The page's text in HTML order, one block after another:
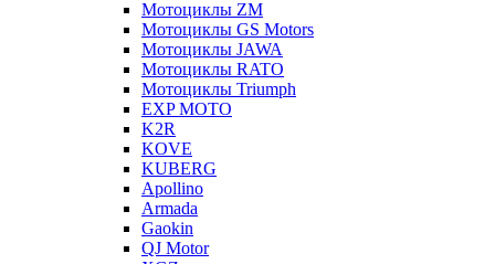
Мотоциклы ZM
Мотоциклы GS Motors
Мотоциклы JAWA
Мотоциклы RATO
Мотоциклы Triumph
EXP MOTO
K2R
KOVE
KUBERG
Apollino
Armada
Gaokin
QJ Motor